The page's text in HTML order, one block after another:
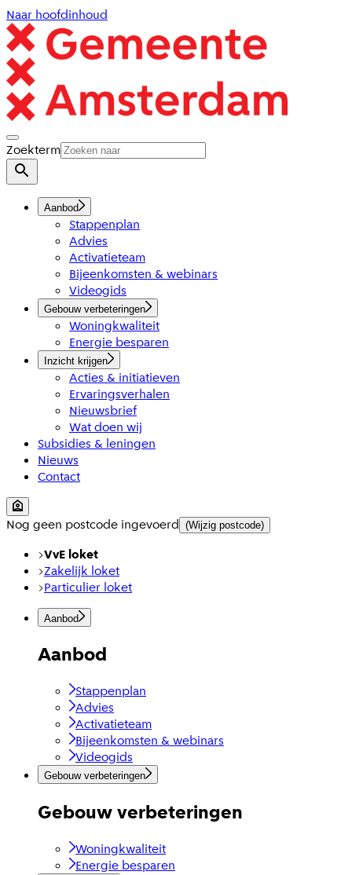
Naar hoofdinhoud
Zoekterm
Aanbod
Stappenplan
Advies
Activatieteam
Bijeenkomsten & webinars
Videogids
Gebouw verbeteringen
Woningkwaliteit
Energie besparen
Inzicht krijgen
Acties & initiatieven
Ervaringsverhalen
Nieuwsbrief
Wat doen wij
Subsidies & leningen
Nieuws
Contact
Nog geen postcode ingevoerd (Wijzig postcode)
VvE loket
Zakelijk loket
Particulier loket
Aanbod
Aanbod
Stappenplan
Advies
Activatieteam
Bijeenkomsten & webinars
Videogids
Gebouw verbeteringen
Gebouw verbeteringen
Woningkwaliteit
Energie besparen